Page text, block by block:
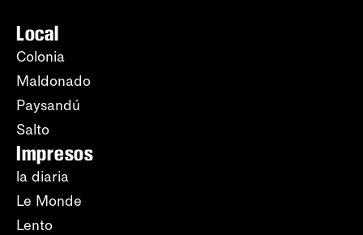
Local
Colonia
Maldonado
Paysandú
Salto
Impresos
la diaria
Le Monde
Lento